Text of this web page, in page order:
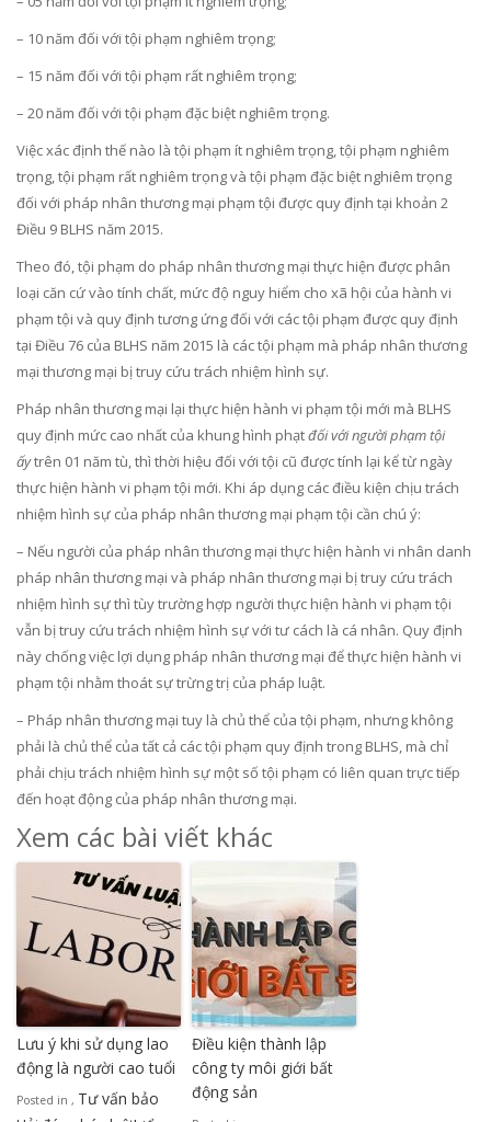
– 10 năm đối với tội phạm nghiêm trọng;
– 15 năm đối với tội phạm rất nghiêm trọng;
– 20 năm đối với tội phạm đặc biệt nghiêm trọng.
Việc xác định thế nào là tội phạm ít nghiêm trọng, tội phạm nghiêm
trọng, tội phạm rất nghiêm trọng và tội phạm đặc biệt nghiêm trọng
đối với pháp nhân thương mại phạm tội được quy định tại khoản 2
Điều 9 BLHS năm 2015.
Theo đó, tội phạm do pháp nhân thương mại thực hiện được phân
loại căn cứ vào tính chất, mức độ nguy hiểm cho xã hội của hành vi
phạm tội và quy định tương ứng đối với các tội phạm được quy định
tại Điều 76 của BLHS năm 2015 là các tội phạm mà pháp nhân thương
mại thương mại bị truy cứu trách nhiệm hình sự.
Pháp nhân thương mại lại thực hiện hành vi phạm tội mới mà BLHS
quy định mức cao nhất của khung hình phạtđối với người phạm tội
ấytrên 01 năm tù, thì thời hiệu đối với tội cũ được tính lại kể từ ngày
thực hiện hành vi phạm tội mới. Khi áp dụng các điều kiện chịu trách
nhiệm hình sự của pháp nhân thương mại phạm tội cần chú ý:
– Nếu người của pháp nhân thương mại thực hiện hành vi nhân danh
pháp nhân thương mại và pháp nhân thương mại bị truy cứu trách
nhiệm hình sự thì tùy trường hợp người thực hiện hành vi phạm tội
vẫn bị truy cứu trách nhiệm hình sự với tư cách là cá nhân. Quy định
này chống việc lợi dụng pháp nhân thương mại để thực hiện hành vi
phạm tội nhằm thoát sự trừng trị của pháp luật.
– Pháp nhân thương mại tuy là chủ thể của tội phạm, nhưng không
phải là chủ thể của tất cả các tội phạm quy định trong BLHS, mà chỉ
phải chịu trách nhiệm hình sự một số tội phạm có liên quan trực tiếp
đến hoạt động của pháp nhân thương mại.
Xem các bài viết khác
Lưu ý khi sử dụng lao
động là người cao tuổi
Posted in , Tư vấn bảo
Điều kiện thành lập
công ty môi giới bất
động sản